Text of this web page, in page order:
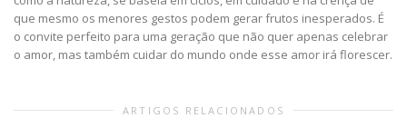
que mesmo os menores gestos podem gerar frutos inesperados. É
o convite perfeito para uma geração que não quer apenas celebrar
o amor, mas também cuidar do mundo onde esse amor irá florescer.
ARTIGOS RELACIONADOS